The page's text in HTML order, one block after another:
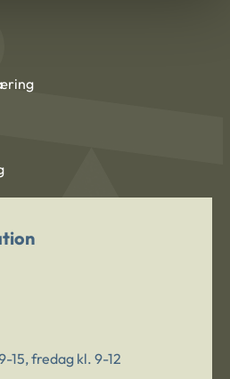
15, fredag kl. 9-12